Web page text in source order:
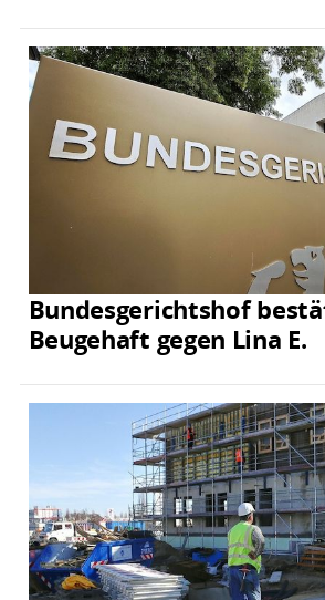
Bundesgerichtshof
Beugehaft gegen Lina E.